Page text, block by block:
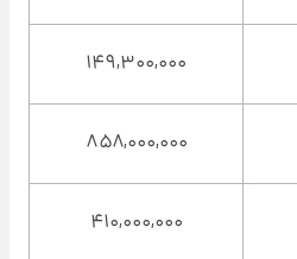
۱۴۹,۳۰۰,۰۰۰
۸۵۸,۰۰۰,۰۰۰
۴۱۰,۰۰۰,۰۰۰